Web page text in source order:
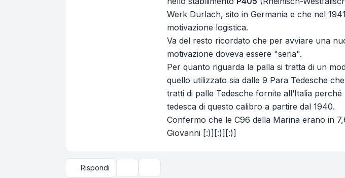
Werk Durlach, sito in Germania e che nel
motivazione logistica.
Va del resto ricordato che per avviare una
motivazione doveva essere "seria".
Per quanto riguarda la palla si tratta di un
quello utilizzato sia dalle 9 Para Tedesche
tratti di palle Tedesche fornite all’Italia
tedesca di questo calibro a partire dal 1940.
Confermo che le C96 della Marina erano in
Giovanni [:)][:)][:)]
Rispondi